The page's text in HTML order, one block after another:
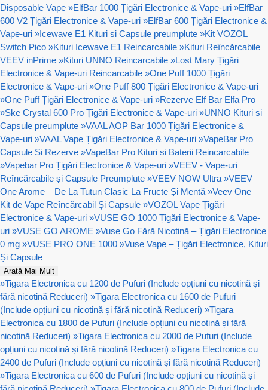
Disposable Vape »ElfBar 1000 Țigări Electronice & Vape-uri »ElfBar
600 V2 Țigări Electronice & Vape-uri »ElfBar 600 Țigări Electronice &
Vape-uri »Icewave E1 Kituri si Capsule preumplute »Kit VOZOL
Switch Pico »Kituri Icewave E1 Reincarcabile »Kituri Reîncărcabile
VEEV inPrime »Kituri UNNO Reincarcabile »Lost Mary Țigări
Electronice & Vape-uri Reincarcabile »One Puff 1000 Țigări
Electronice & Vape-uri »One Puff 800 Țigări Electronice & Vape-uri
»One Puff Țigări Electronice & Vape-uri »Rezerve Elf Bar Elfa Pro
»Ske Crystal 600 Pro Țigări Electronice & Vape-uri »UNNO Kituri si
Capsule preumplute »VAAL AOP Bar 1000 Țigări Electronice &
Vape-uri »VAAL Vape Țigări Electronice & Vape-uri »VapeBar Pro
Capsule Si Rezerve »VapeBar Pro Kituri si Baterii Reincarcabile
»Vapebar Pro Țigări Electronice & Vape-uri »VEEV - Vape-uri
Reîncărcabile și Capsule Preumplute »VEEV NOW Ultra »VEEV
One Arome – De La Tutun Clasic La Fructe Și Mentă »Veev One –
Kit de Vape Reîncărcabil Și Capsule »VOZOL Vape Țigări
Electronice & Vape-uri »VUSE GO 1000 Țigări Electronice & Vape-
uri »VUSE GO AROME »Vuse Go Fără Nicotină – Țigări Electronice
0 mg »VUSE PRO ONE 1000 »Vuse Vape – Țigări Electronice, Kituri
Și Capsule
Arată Mai Mult
»Tigara Electronica cu 1200 de Pufuri (Include opțiuni cu nicotină și
fără nicotină Reduceri) »Tigara Electronica cu 1600 de Pufuri
(Include opțiuni cu nicotină și fără nicotină Reduceri) »Tigara
Electronica cu 1800 de Pufuri (Include opțiuni cu nicotină și fără
nicotină Reduceri) »Tigara Electronica cu 2000 de Pufuri (Include
opțiuni cu nicotină și fără nicotină Reduceri) »Tigara Electronica cu
2400 de Pufuri (Include opțiuni cu nicotină și fără nicotină Reduceri)
»Tigara Electronica cu 600 de Pufuri (Include opțiuni cu nicotină și